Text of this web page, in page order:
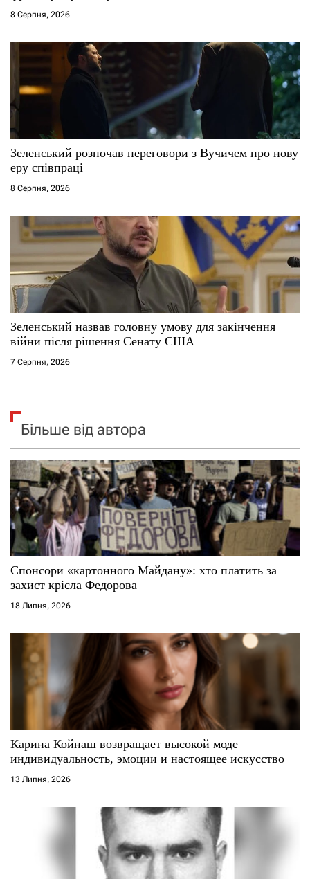
в
8 Серпня, 2026
Зеленський розпочав переговори з Вучичем про нову
еру співпраці
8 Серпня, 2026
Зеленський назвав головну умову для закінчення
війни після рішення Сенату США
7 Серпня, 2026
Більше від автора
Спонсори «картонного Майдану»: хто платить за
захист крісла Федорова
18 Липня, 2026
Карина Койнаш возвращает высокой моде
индивидуальность, эмоции и настоящее искусство
13 Липня, 2026